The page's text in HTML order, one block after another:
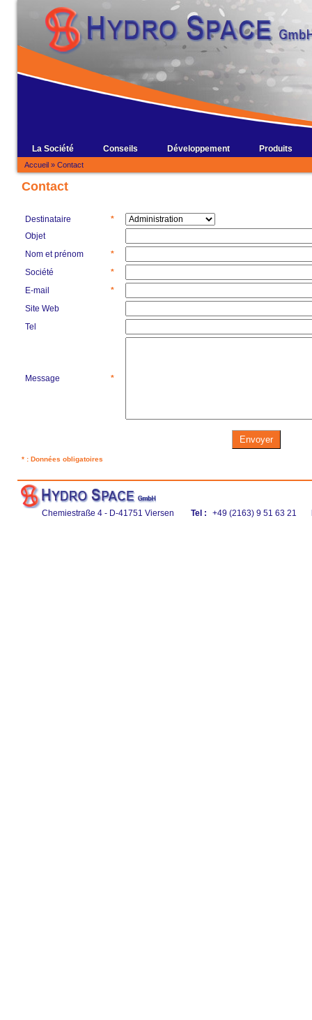
La Société Conseils Développement Produits
Accueil » Contact
Contact
Destinataire
*
Objet
Nom et prénom
*
Société
*
E-mail
*
Site Web
Tel
Message *
* : Données obligatoires
Chemiestraße 4 - D-41751 Viersen Tel : +49 (2163) 9 51 63 21